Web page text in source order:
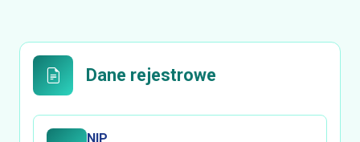
Dane rejestrowe
NIP